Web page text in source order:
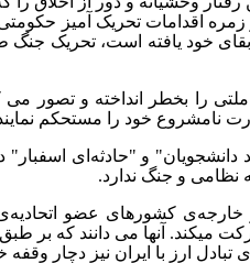
زمره اقدامات تحریک آمیز
خود یافته است، تحریک جنگ
را بخطر انداخته و تصور می
نامشروع خود را مستحکم
و "حادثه‌ا‌ی اسفبار"
نظامی و جنگ ندارد.
کشورهای عضو
آنها می دانند که بر طبق
ارز با ایران نیز دچار وقفه